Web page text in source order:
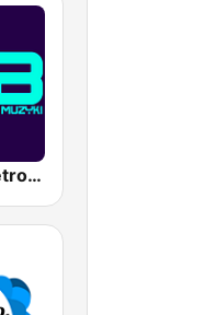
Radio FTB Retro DJ